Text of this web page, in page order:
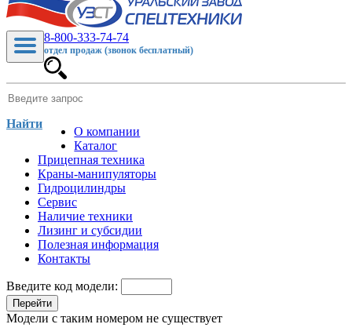
8-800-333-74-74
отдел продаж (звонок бесплатный)
Найти
О компании
Каталог
Прицепная техника
Краны-манипуляторы
Гидроцилиндры
Сервис
Наличие техники
Лизинг и субсидии
Полезная информация
Контакты
Введите код модели:
Перейти
Модели с таким номером не существует